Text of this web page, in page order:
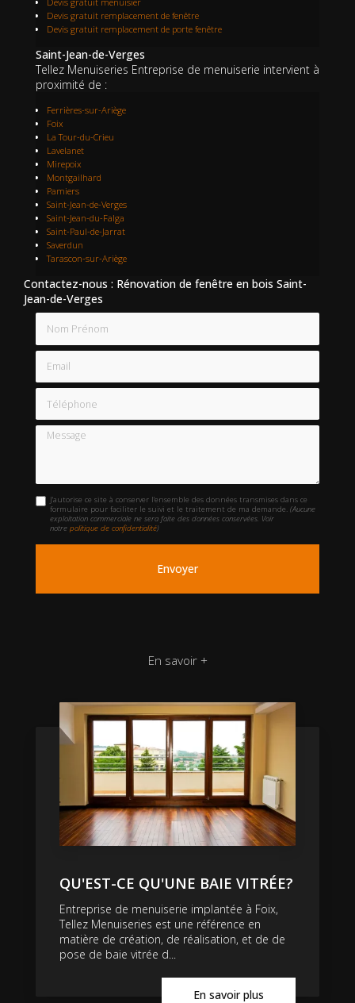
Devis gratuit remplacement de fenêtre
Devis gratuit remplacement de porte fenêtre
Saint-Jean-de-Verges
Tellez Menuiseries Entreprise de menuiserie intervient à
proximité de :
Ferrières-sur-Ariège
Foix
La Tour-du-Crieu
Lavelanet
Mirepoix
Montgailhard
Pamiers
Saint-Jean-de-Verges
Saint-Jean-du-Falga
Saint-Paul-de-Jarrat
Saverdun
Tarascon-sur-Ariège
Contactez-nous : Rénovation de fenêtre en bois Saint-
Jean-de-Verges
Email
Téléphone
Message
J'autorise ce site à conserver l'ensemble des données transmises dans ce
formulaire pour faciliter le suivi et le traitement de ma demande.(Aucune
exploitation commerciale ne sera faite des données conservées. Voir
notrepolitique de confidentialité)
En savoir +
QU'EST-CE QU'UNE BAIE VITRÉE?
Entreprise de menuiserie implantée à Foix,
Tellez Menuiseries est une référence en
matière de création, de réalisation, et de de
pose de baie vitrée d...
En savoir plus